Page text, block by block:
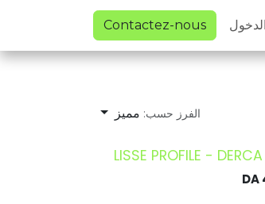
Nos réalisations
Contactez-nous
الفرز حسب: مميز
LISSE PROFILE -
DA